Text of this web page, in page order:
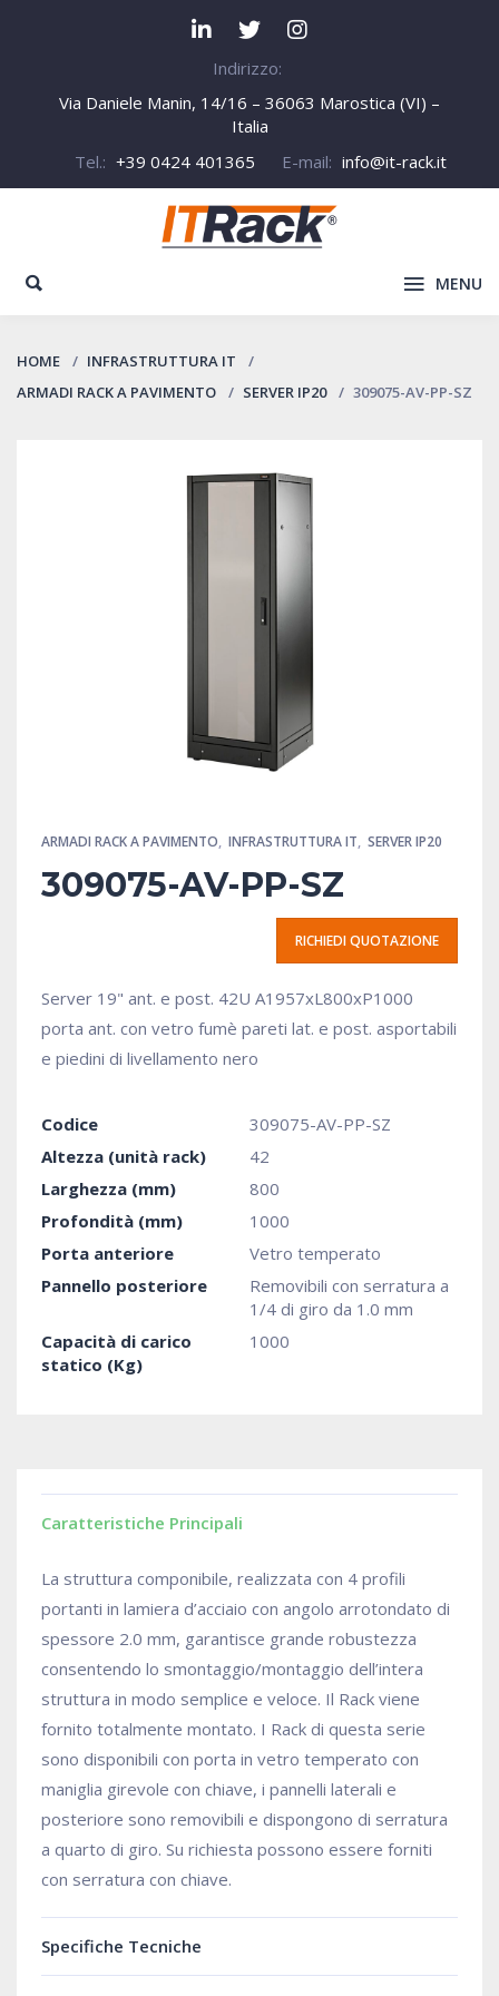
Indirizzo:
Via Daniele Manin, 14/16 – 36063 Marostica (VI) –
Italia
Tel.: +39 0424 401365 E-mail: info@it-rack.it
MENU
HOME
INFRASTRUTTURA IT
ARMADI RACK A PAVIMENTO
SERVER IP20 309075-AV-PP-SZ
ARMADI RACK A PAVIMENTO, INFRASTRUTTURA IT, SERVER IP20
309075-AV-PP-SZ
RICHIEDI QUOTAZIONE
Server 19" ant. e post. 42U A1957xL800xP1000
porta ant. con vetro fumè pareti lat. e post. asportabili
e piedini di livellamento nero
Codice
309075-AV-PP-SZ
Altezza (unità rack)
42
Larghezza (mm)
800
Profondità (mm)
1000
Porta anteriore
Vetro temperato
Pannello posteriore
Removibili con serratura a
1/4 di giro da 1.0 mm
Capacità di carico
statico (Kg)
1000
Caratteristiche Principali
La struttura componibile, realizzata con 4 profili
portanti in lamiera d’acciaio con angolo arrotondato di
spessore 2.0 mm, garantisce grande robustezza
consentendo lo smontaggio/montaggio dell’intera
struttura in modo semplice e veloce. Il Rack viene
fornito totalmente montato. I Rack di questa serie
sono disponibili con porta in vetro temperato con
maniglia girevole con chiave, i pannelli laterali e
posteriore sono removibili e dispongono di serratura
a quarto di giro. Su richiesta possono essere forniti
con serratura con chiave.
Specifiche Tecniche